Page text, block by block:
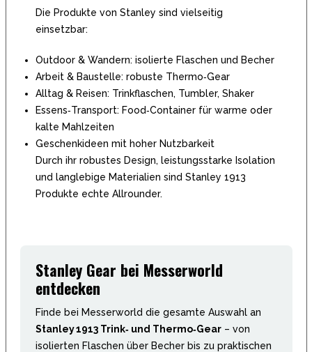
Die Produkte von Stanley sind vielseitig
einsetzbar:
Outdoor & Wandern: isolierte Flaschen und Becher
Arbeit & Baustelle: robuste Thermo‑Gear
Alltag & Reisen: Trinkflaschen, Tumbler, Shaker
Essens‑Transport: Food‑Container für warme oder
kalte Mahlzeiten
Geschenkideen mit hoher Nutzbarkeit
Durch ihr robustes Design, leistungsstarke Isolation
und langlebige Materialien sind Stanley 1913
Produkte echte Allrounder.
Stanley Gear bei Messerworld
entdecken
Finde bei Messerworld die gesamte Auswahl an
Stanley 1913 Trink‑ und Thermo‑Gear– von
isolierten Flaschen über Becher bis zu praktischen